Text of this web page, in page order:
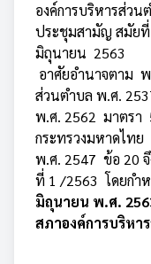
องค์การบริหารส่ว
ประชุมสามัญ สมัย
มิถุนายน 2563
อาศัยอำนาจตาม
ส่วนตำบล พ.ศ.
พ.ศ. 2562 มาตรา
กระทรวงมหาดไท
พ.ศ. 2547 ข้อ 20
ที่ 1 /2563 โดยก
มิถุนายน พ.ศ.
สภาองค์การบริห